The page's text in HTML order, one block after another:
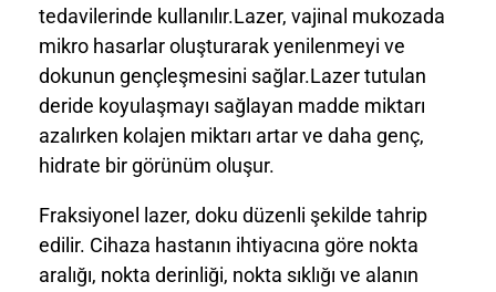
tedavilerinde kullanılır.Lazer, vajinal mukozada
mikro hasarlar oluşturarak yenilenmeyi ve
dokunun gençleşmesini sağlar.Lazer tutulan
deride koyulaşmayı sağlayan madde miktarı
azalırken kolajen miktarı artar ve daha genç,
hidrate bir görünüm oluşur.
Fraksiyonel lazer, doku düzenli şekilde tahrip
edilir. Cihaza hastanın ihtiyacına göre nokta
aralığı, nokta derinliği, nokta sıklığı ve alanın